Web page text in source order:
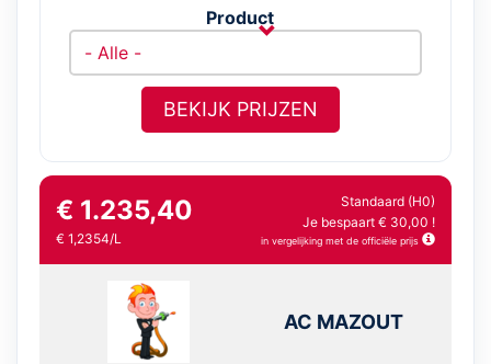
Product
BEKIJK PRIJZEN
€ 1.235,40
€ 1,2354/L
Standaard (H0)
Je bespaart € 30,00 !
in vergelijking met de officiële prijs
AC MAZOUT